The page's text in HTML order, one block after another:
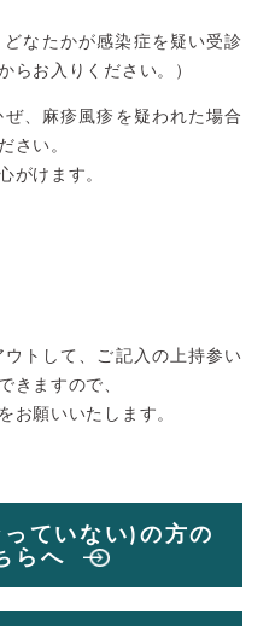
なたかが感染症を疑い受診
らお入りください。）
、麻疹風疹を疑われた場合
さい。
がけます。
トして、ご記入の上持参い
きますので、
お願いいたします。
ていない)の方の
らへ